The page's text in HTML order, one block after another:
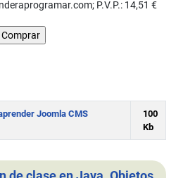
P.V.P.: 14,51 €
Joomla CMS
100
Kb